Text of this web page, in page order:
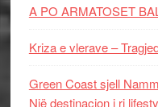
A PO ARMATOSET
Kriza e vlerave –
Green Coast sjell
Një destinacion i ri